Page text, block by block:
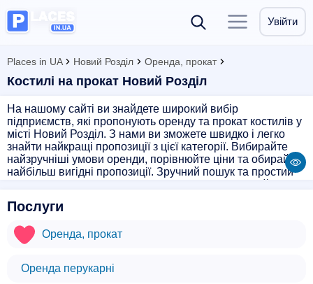
Увійти
Places in UA Новий Розділ Оренда, прокат
Костилі на прокат Новий Розділ
На нашому сайті ви знайдете широкий вибір
підприємств, які пропонують оренду та прокат костилів у
місті Новий Розділ. З нами ви зможете швидко і легко
знайти найкращі пропозиції з цієї категорії. Вибирайте
найзручніші умови оренди, порівнюйте ціни та обирайте
найбільш вигідні пропозиції. Зручний пошук та простий
оренді костилів – ми зробимо все можливе, щоб
користування нашими послугами.
Послуги
Оренда, прокат
Оренда перукарні